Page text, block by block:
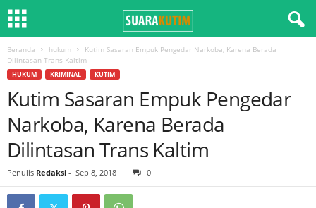
Beranda hukum
Kutim Sasaran Empuk Pengedar Narkoba, Karena Berada
Dilintasan Trans Kaltim
HUKUM KRIMINAL KUTIM
Kutim Sasaran Empuk Pengedar
Narkoba, Karena Berada
Dilintasan Trans Kaltim
Penulis Redaksi - Sep 8, 2018 0